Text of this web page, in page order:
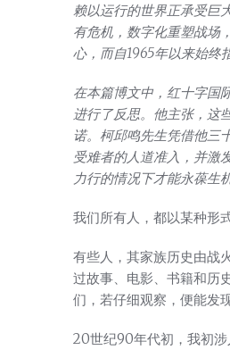
赖以运行的世界正承受巨
有危机，数字化重塑战场
心，而自1965年以来始终
在本篇博文中，红十字国
进行了反思。他主张，这
诺。柯邱鸣先生凭借他三
受难者的人道准入，并激
力行的情况下才能永葆生
我们所有人，都以某种形
有些人，其家族历史由战
过故事、电影、书籍和历
们，若仔细观察，便能发
20世纪90年代初，我初